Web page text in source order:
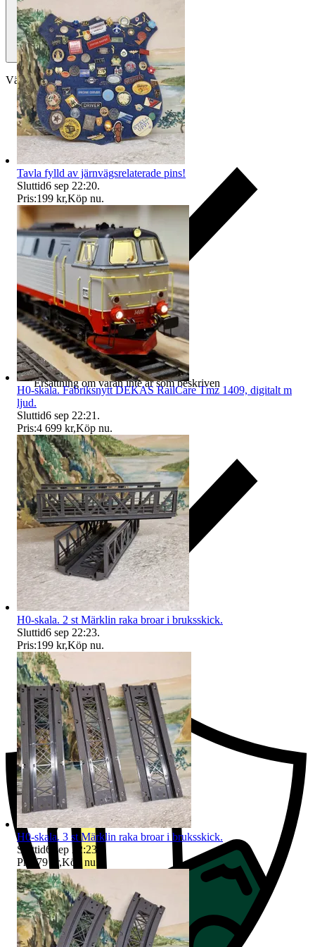
Välj till köparskydd
Ersättning om varan inte är som beskriven
Ersättning om du inte får din vara
Tavla fylld av järnvägsrelaterade pins!
Sluttid6 sep 22:20.
Pris:199 kr,Köp nu.
H0-skala. Fabriksnytt DEKAS RailCare Tmz 1409, digitalt m
ljud.
Sluttid6 sep 22:21 .
Pris:4 699 kr,Köp nu.
H0-skala. 2 st Märklin raka broar i bruksskick.
Sluttid6 sep 22:23.
Pris:199 kr,Köp nu.
H0-skala. 3 st Märklin raka broar i bruksskick.
Sluttid6 sep 22:23
Pris:79 kr,Köp nu.